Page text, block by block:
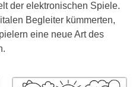
der elektronischen Spiele.
Begleiter kümmerten,
eine neue Art des